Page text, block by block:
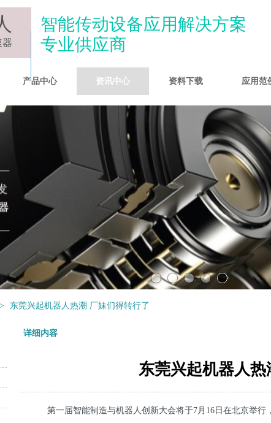
器
智能传动设备应用解决方案
专业供应商
产品中心 资讯中心 资料下载 应用范
东莞兴起机器人热潮 厂妹们得转行了
详细内容
东莞兴起机器人
第一届智能制造与机器人创新大会将于7月16日在北京举